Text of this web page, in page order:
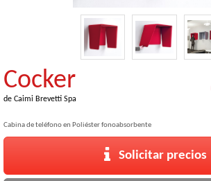
Cocker
de Caimi Brevetti Spa
Cabina de teléfono en Poliéster fonoabsorbente
Solicitar precios